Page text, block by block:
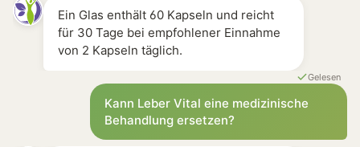
Ein Glas enthält 60 Kapseln und reicht
für 30 Tage bei empfohlener Einnahme
von 2 Kapseln täglich.
Gelesen
Kann Leber Vital eine medizinische
Behandlung ersetzen?